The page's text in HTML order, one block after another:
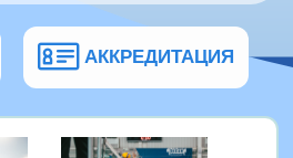
АККРЕДИТАЦИЯ